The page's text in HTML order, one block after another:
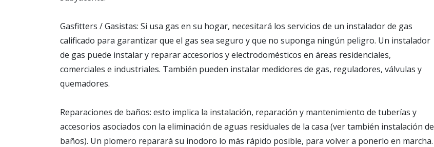
Gasfitters / Gasistas: Si usa gas en su hogar, necesitará los servicios de un instalador de gas
calificado para garantizar que el gas sea seguro y que no suponga ningún peligro. Un instalador
de gas puede instalar y reparar accesorios y electrodomésticos en áreas residenciales,
comerciales e industriales. También pueden instalar medidores de gas, reguladores, válvulas y
quemadores.
Reparaciones de baños: esto implica la instalación, reparación y mantenimiento de tuberías y
accesorios asociados con la eliminación de aguas residuales de la casa (ver también instalación de
baños). Un plomero reparará su inodoro lo más rápido posible, para volver a ponerlo en marcha.